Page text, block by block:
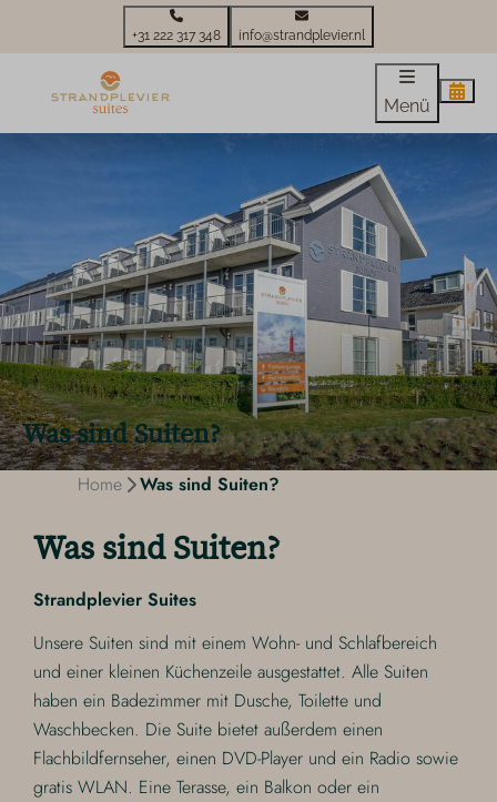
+31 222 317 348 info@strandplevier.nl
Menü
Was sind Suiten?
Home Was sind Suiten?
Was sind Suiten?
Strandplevier Suites
Unsere Suiten sind mit einem Wohn- und Schlafbereich
und einer kleinen Küchenzeile ausgestattet. Alle Suiten
haben ein Badezimmer mit Dusche, Toilette und
Waschbecken. Die Suite bietet außerdem einen
Flachbildfernseher, einen DVD-Player und ein Radio sowie
gratis WLAN. Eine Terasse, ein Balkon oder ein